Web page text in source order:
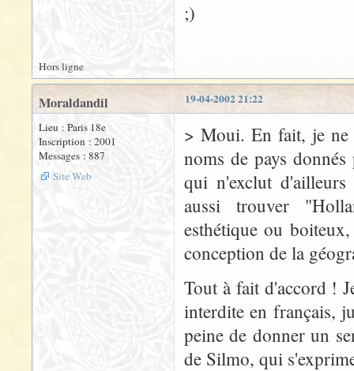
;)
Hors ligne
19-04-2002 21:22
Moraldandil
Lieu : Paris 18e
Inscription : 2001
Messages : 887
Site Web
> Moui. En fait, je ne
noms de pays
qui n'exclut
aussi trouver
esthétique ou
conception de la
Tout à fait d'accord !
interdite en français,
peine de donner un
de Silmo, qui